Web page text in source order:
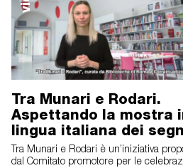
Tra Munari e Rodari.
Aspettando la mostra
lingua italiana dei
Tra Munari e Rodari è un’iniziativa
dal Comitato promotore per le